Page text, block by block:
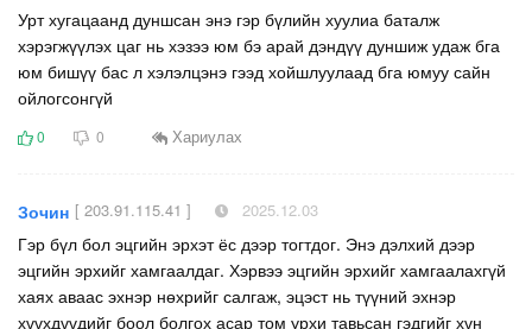
Урт хугацаанд дуншсан энэ гэр бүлийн хуулиа баталж
хэрэгжүүлэх цаг нь хэзээ юм бэ арай дэндүү дуншиж удаж бга
юм бишүү бас л хэлэлцэнэ гээд хойшлуулаад бга юмуу сайн
ойлогсонгүй
0 0 Хариулах
Зочин [ 203.91.115.41 ] 2025.12.03
Гэр бүл бол эцгийн эрхэт ёс дээр тогтдог. Энэ дэлхий дээр
эцгийн эрхийг хамгаалдаг. Хэрвээ эцгийн эрхийг хамгаалахгүй
хаях аваас эхнэр нөхрийг салгаж, эцэст нь түүний эхнэр
хүүхдүүдийг боол болгох асар том урхи тавьсан гэдгийг хүн